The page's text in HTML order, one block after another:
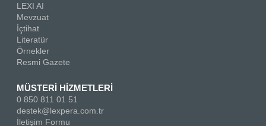
LEXI AI
Mevzuat
İçtihat
Literatür
Örnekler
Resmi Gazete
MÜSTERİ HİZMETLERİ
0 850 811 01 51
destek@lexpera.com.tr
İletişim Formu